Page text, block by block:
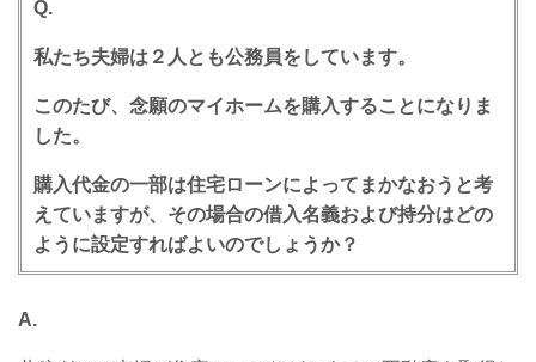
Q.
私たち夫婦は２人とも公務員をしています。
このたび、念願のマイホームを購入することになりま
した。
購入代金の一部は住宅ローンによってまかなおうと考
えていますが、その場合の借入名義および持分はどの
ように設定すればよいのでしょうか？
A.